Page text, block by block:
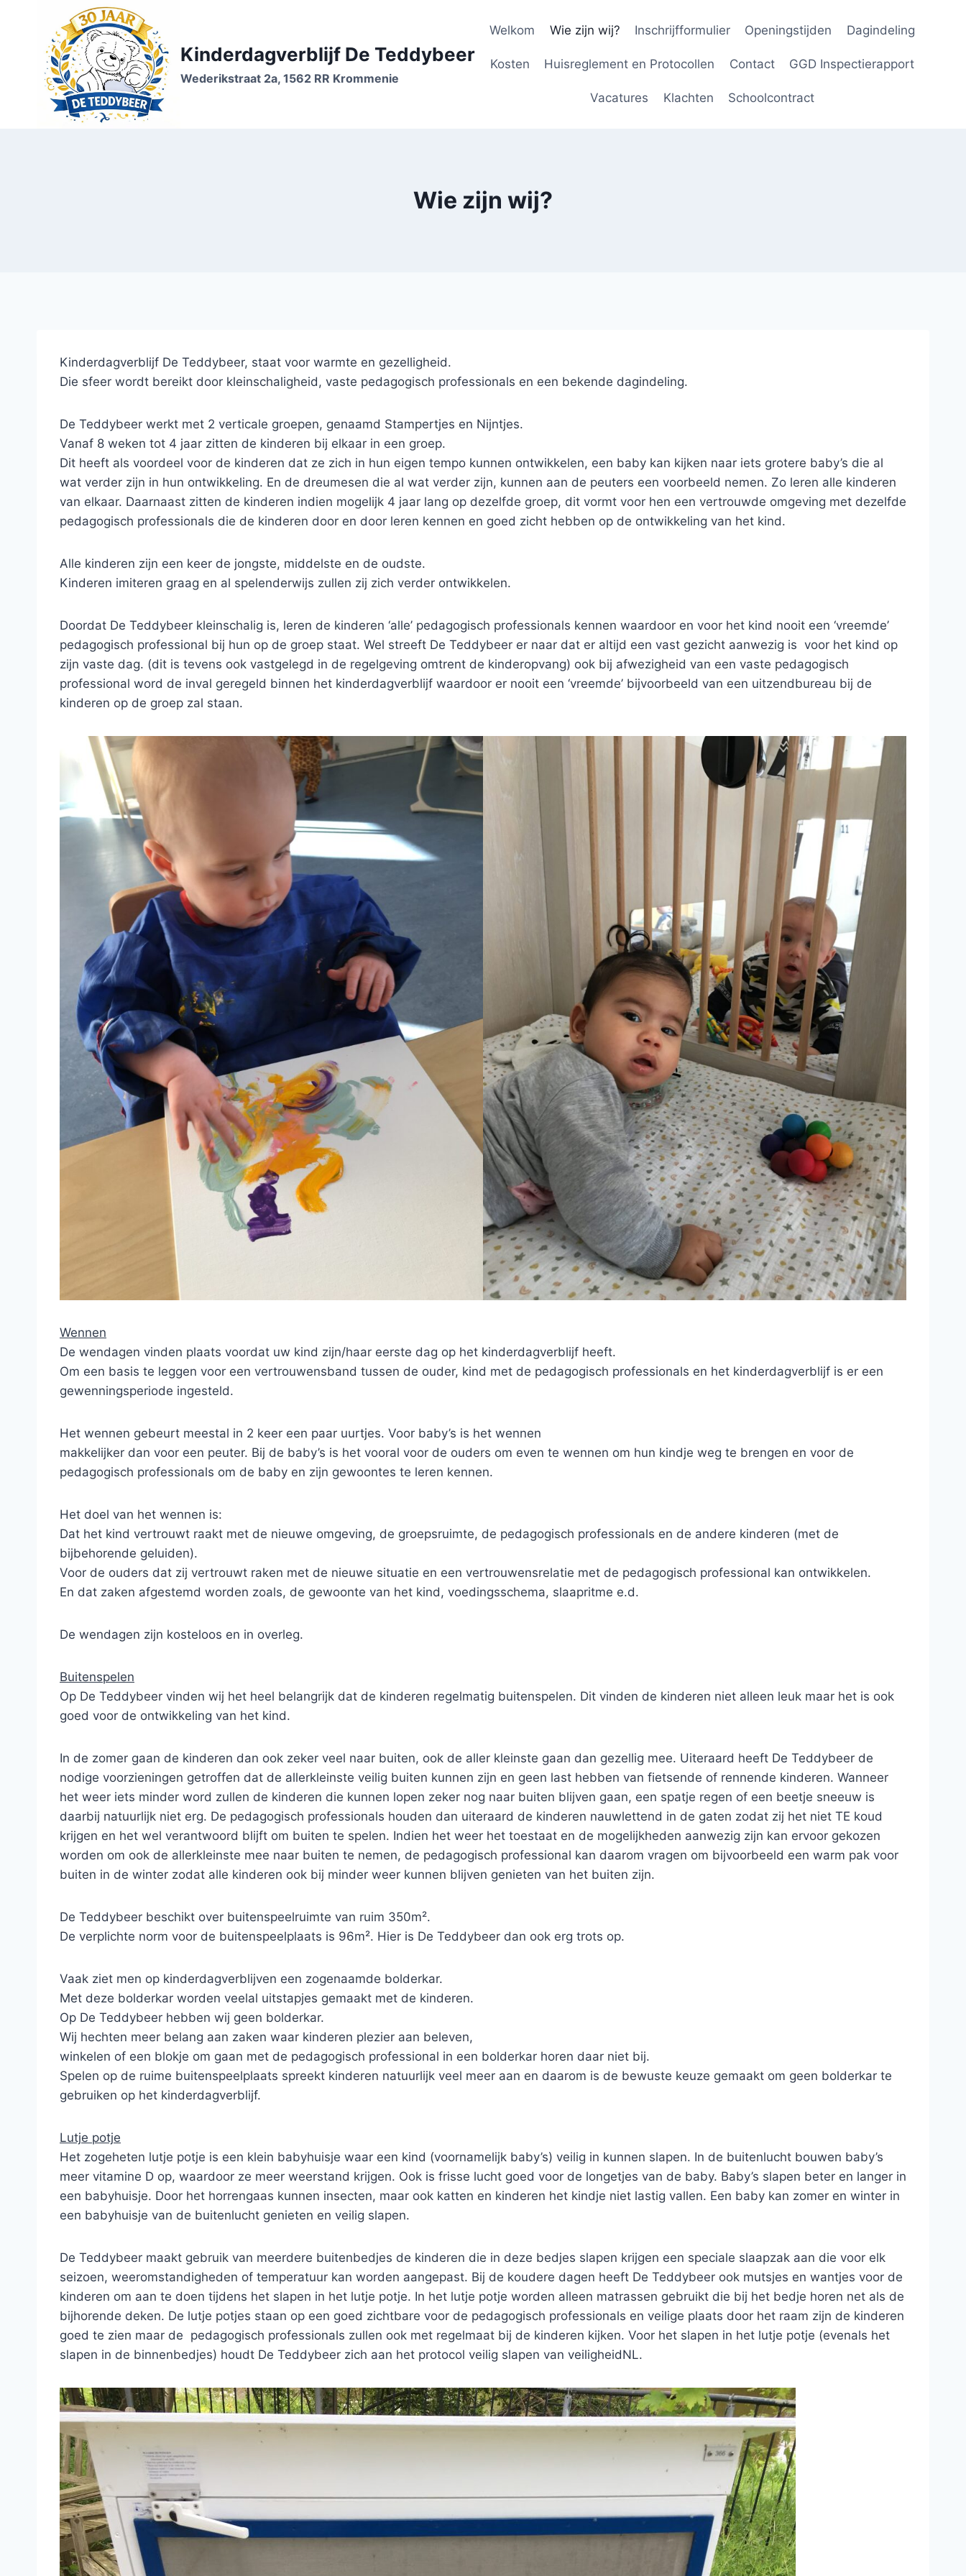
Kinderdagverblijf De Teddybeer
Wederikstraat 2a, 1562 RR Krommenie
Welkom Wie zijn wij? Inschrijfformulier Openingstijden Dagindeling
Kosten Huisreglement en Protocollen Contact GGD Inspectierapport
Vacatures Klachten Schoolcontract
Wie zijn wij?
Kinderdagverblijf De Teddybeer, staat voor warmte en gezelligheid.
Die sfeer wordt bereikt door kleinschaligheid, vaste pedagogisch professionals en een bekende dagindeling.
De Teddybeer werkt met 2 verticale groepen, genaamd Stampertjes en Nijntjes.
Vanaf 8 weken tot 4 jaar zitten de kinderen bij elkaar in een groep.
Dit heeft als voordeel voor de kinderen dat ze zich in hun eigen tempo kunnen ontwikkelen, een baby kan kijken naar iets grotere baby’s die al
wat verder zijn in hun ontwikkeling. En de dreumesen die al wat verder zijn, kunnen aan de peuters een voorbeeld nemen. Zo leren alle kinderen
van elkaar. Daarnaast zitten de kinderen indien mogelijk 4 jaar lang op dezelfde groep, dit vormt voor hen een vertrouwde omgeving met dezelfde
pedagogisch professionals die de kinderen door en door leren kennen en goed zicht hebben op de ontwikkeling van het kind.
Alle kinderen zijn een keer de jongste, middelste en de oudste.
Kinderen imiteren graag en al spelenderwijs zullen zij zich verder ontwikkelen.
Doordat De Teddybeer kleinschalig is, leren de kinderen ‘alle’ pedagogisch professionals kennen waardoor en voor het kind nooit een ‘vreemde’
pedagogisch professional bij hun op de groep staat. Wel streeft De Teddybeer er naar dat er altijd een vast gezicht aanwezig is voor het kind op
zijn vaste dag. (dit is tevens ook vastgelegd in de regelgeving omtrent de kinderopvang) ook bij afwezigheid van een vaste pedagogisch
professional word de inval geregeld binnen het kinderdagverblijf waardoor er nooit een ‘vreemde’ bijvoorbeeld van een uitzendbureau bij de
kinderen op de groep zal staan.
Wennen
De wendagen vinden plaats voordat uw kind zijn/haar eerste dag op het kinderdagverblijf heeft.
Om een basis te leggen voor een vertrouwensband tussen de ouder, kind met de pedagogisch professionals en het kinderdagverblijf is er een
gewenningsperiode ingesteld.
Het wennen gebeurt meestal in 2 keer een paar uurtjes. Voor baby’s is het wennen
makkelijker dan voor een peuter. Bij de baby’s is het vooral voor de ouders om even te wennen om hun kindje weg te brengen en voor de
pedagogisch professionals om de baby en zijn gewoontes te leren kennen.
Het doel van het wennen is:
Dat het kind vertrouwt raakt met de nieuwe omgeving, de groepsruimte, de pedagogisch professionals en de andere kinderen (met de
bijbehorende geluiden).
Voor de ouders dat zij vertrouwt raken met de nieuwe situatie en een vertrouwensrelatie met de pedagogisch professional kan ontwikkelen.
En dat zaken afgestemd worden zoals, de gewoonte van het kind, voedingsschema, slaapritme e.d.
De wendagen zijn kosteloos en in overleg.
Buitenspelen
Op De Teddybeer vinden wij het heel belangrijk dat de kinderen regelmatig buitenspelen. Dit vinden de kinderen niet alleen leuk maar het is ook
goed voor de ontwikkeling van het kind.
In de zomer gaan de kinderen dan ook zeker veel naar buiten, ook de aller kleinste gaan dan gezellig mee. Uiteraard heeft De Teddybeer de
nodige voorzieningen getroffen dat de allerkleinste veilig buiten kunnen zijn en geen last hebben van fietsende of rennende kinderen. Wanneer
het weer iets minder word zullen de kinderen die kunnen lopen zeker nog naar buiten blijven gaan, een spatje regen of een beetje sneeuw is
daarbij natuurlijk niet erg. De pedagogisch professionals houden dan uiteraard de kinderen nauwlettend in de gaten zodat zij het niet TE koud
krijgen en het wel verantwoord blijft om buiten te spelen. Indien het weer het toestaat en de mogelijkheden aanwezig zijn kan ervoor gekozen
worden om ook de allerkleinste mee naar buiten te nemen, de pedagogisch professional kan daarom vragen om bijvoorbeeld een warm pak voor
buiten in de winter zodat alle kinderen ook bij minder weer kunnen blijven genieten van het buiten zijn.
De Teddybeer beschikt over buitenspeelruimte van ruim 350m².
De verplichte norm voor de buitenspeelplaats is 96m². Hier is De Teddybeer dan ook erg trots op.
Vaak ziet men op kinderdagverblijven een zogenaamde bolderkar.
Met deze bolderkar worden veelal uitstapjes gemaakt met de kinderen.
Op De Teddybeer hebben wij geen bolderkar.
Wij hechten meer belang aan zaken waar kinderen plezier aan beleven,
winkelen of een blokje om gaan met de pedagogisch professional in een bolderkar horen daar niet bij.
Spelen op de ruime buitenspeelplaats spreekt kinderen natuurlijk veel meer aan en daarom is de bewuste keuze gemaakt om geen bolderkar te
gebruiken op het kinderdagverblijf.
Lutje potje
Het zogeheten lutje potje is een klein babyhuisje waar een kind (voornamelijk baby’s) veilig in kunnen slapen. In de buitenlucht bouwen baby’s
meer vitamine D op, waardoor ze meer weerstand krijgen. Ook is frisse lucht goed voor de longetjes van de baby. Baby’s slapen beter en langer in
een babyhuisje. Door het horrengaas kunnen insecten, maar ook katten en kinderen het kindje niet lastig vallen. Een baby kan zomer en winter in
een babyhuisje van de buitenlucht genieten en veilig slapen.
De Teddybeer maakt gebruik van meerdere buitenbedjes de kinderen die in deze bedjes slapen krijgen een speciale slaapzak aan die voor elk
seizoen, weeromstandigheden of temperatuur kan worden aangepast. Bij de koudere dagen heeft De Teddybeer ook mutsjes en wantjes voor de
kinderen om aan te doen tijdens het slapen in het lutje potje. In het lutje potje worden alleen matrassen gebruikt die bij het bedje horen net als de
bijhorende deken. De lutje potjes staan op een goed zichtbare voor de pedagogisch professionals en veilige plaats door het raam zijn de kinderen
goed te zien maar de pedagogisch professionals zullen ook met regelmaat bij de kinderen kijken. Voor het slapen in het lutje potje (evenals het
slapen in de binnenbedjes) houdt De Teddybeer zich aan het protocol veilig slapen van veiligheidNL.